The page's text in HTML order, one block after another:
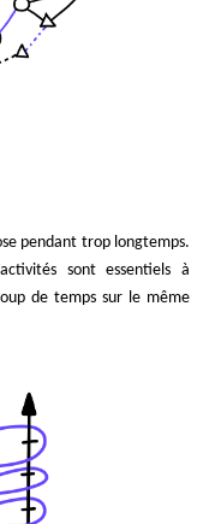
pendant trop longtemps.
sont essentiels à
de temps sur le même